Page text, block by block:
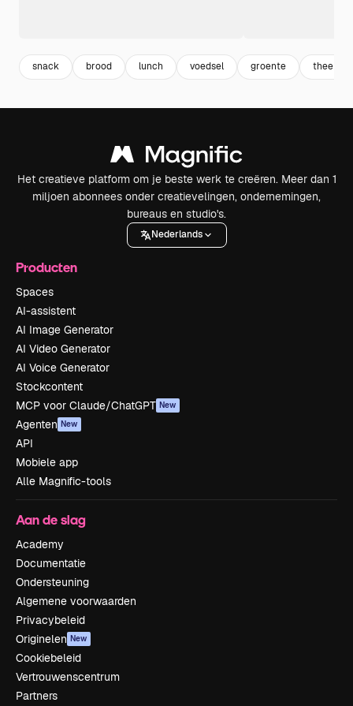
snack brood lunch voedsel groente thee
Het creatieve platform om je beste werk te creëren. Meer dan 1
miljoen abonnees onder creatievelingen, ondernemingen,
bureaus en studio's.
Nederlands
Producten
Spaces
AI-assistent
AI Image Generator
AI Video Generator
AI Voice Generator
Stockcontent
MCP voor Claude/ChatGPT New
Agenten New
API
Mobiele app
Alle Magnific-tools
Aan de slag
Academy
Documentatie
Ondersteuning
Algemene voorwaarden
Privacybeleid
Originelen New
Cookiebeleid
Vertrouwenscentrum
Partners